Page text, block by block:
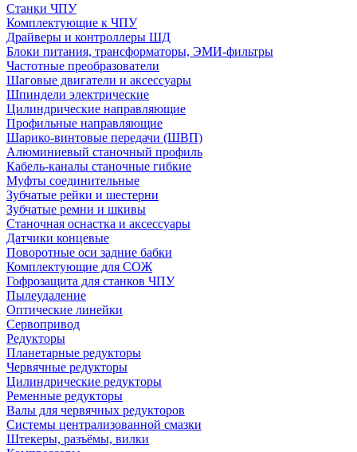
Станки ЧПУ
Комплектующие к ЧПУ
Драйверы и контроллеры ШД
Блоки питания, трансформаторы, ЭМИ-фильтры
Частотные преобразователи
Шаговые двигатели и аксессуары
Шпиндели электрические
Цилиндрические направляющие
Профильные направляющие
Шарико-винтовые передачи (ШВП)
Алюминиевый станочный профиль
Кабель-каналы станочные гибкие
Муфты соединительные
Зубчатые рейки и шестерни
Зубчатые ремни и шкивы
Станочная оснастка и аксессуары
Датчики концевые
Поворотные оси задние бабки
Комплектующие для СОЖ
Гофрозащита для станков ЧПУ
Пылеудаление
Оптические линейки
Сервопривод
Редукторы
Планетарные редукторы
Червячные редукторы
Цилиндрические редукторы
Ременные редукторы
Валы для червячных редукторов
Системы централизованной смазки
Штекеры, разъёмы, вилки